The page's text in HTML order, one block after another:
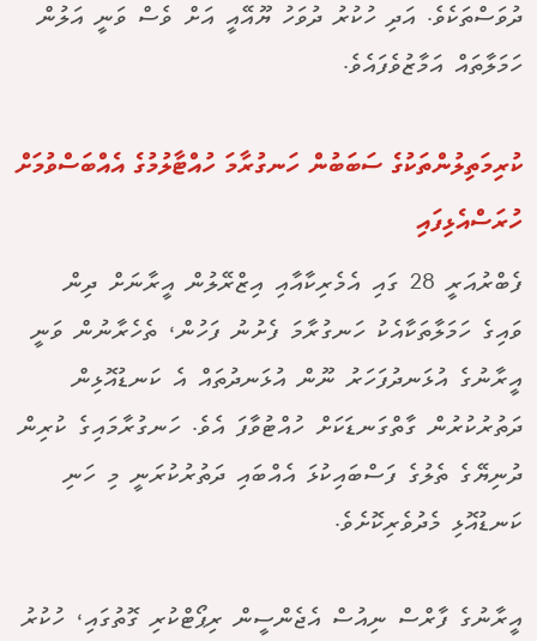
ދުވަސްތަކެވެ. އަދި ހުކުރު ދުވަހު ޔޫއޭއީ އަށް ވެސް ވަނީ އަލުން
ހަމަލާތައް އަމާޒުވެފައެވެ.
ކުރިމަތިލުންތަކުގެ ސަބަބުން ހަނގުރާމަ ހުއްޓާލުމުގެ އެއްބަސްވުމަށް
ހުރަސްއެޅިފައި
ފެބްރުއަރީ 28 ގައި އެމެރިކާއާއި އިޒްރޭލުން އީރާނަށް ދިން
ވައިގެ ހަމަލާތަކާއެކު ހަނގުރާމަ ފެށުނު ފަހުން، ތެހެރާނުން ވަނީ
އީރާނުގެ އުޅަނދުފަހަރު ނޫން އުޅަނދުތައް އެ ކަނޑުއޮޅިން
ދަތުރުކުރުން ގާތްގަނޑަކަށް ހުއްޓުވާފަ އެވެ. ހަނގުރާމައިގެ ކުރިން
ދުނިޔޭގެ ތެލުގެ ފަސްބައިކުޅަ އެއްބައި ދަތުރުކުރަނީ މި ހަނި
ކަނޑުއޮޅި މެދުވެރިކޮށެވެ.
އީރާނުގެ ފާރްސް ނިއުސް އެޖެންސީން ރިޕޯޓްކުރި ގޮތުގައި، ހުކުރު